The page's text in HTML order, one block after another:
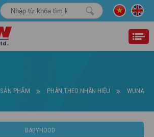
SẢN PHẨM PHÂN THEO NHÃN HIỆU WUNA
BABYHOOD